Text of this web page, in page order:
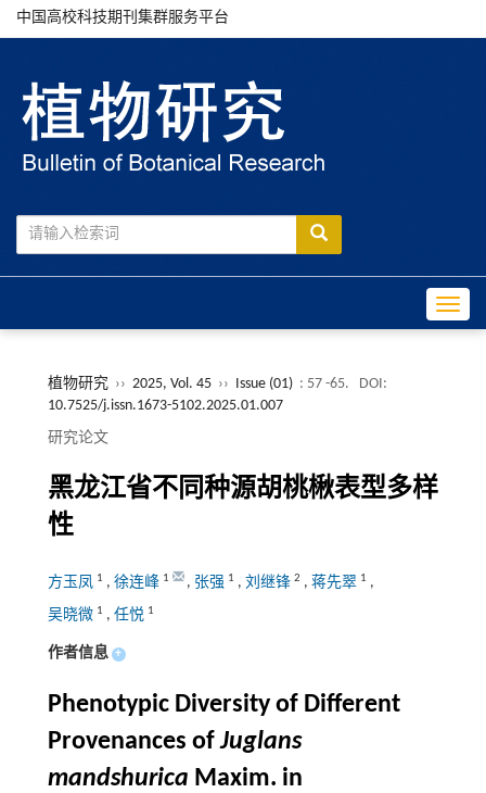
中国高校科技期刊集群服务平台
植物研究 ›› 2025, Vol. 45 ›› Issue (01) : 57 -65.
DOI:
10.7525/j.issn.1673-5102.2025.01.007
研究论文
黑龙江省不同种源胡桃楸表型多样
性
方玉凤 1 , 徐连峰 1 , 张强 1 , 刘继锋 2 , 蒋先翠 1 ,
吴晓微 1 , 任悦 1
作者信息 +
Phenotypic Diversity of Different
Provenances ofJuglans
mandshurica Maxim. in